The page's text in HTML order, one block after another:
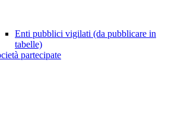
Enti pubblici vigilati (da pubblicare in
tabelle)
partecipate